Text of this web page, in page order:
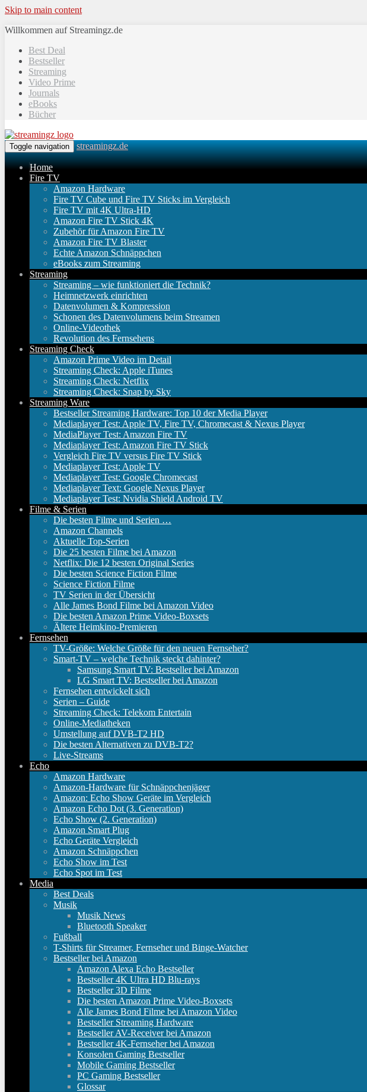
Skip to main content
Willkommen auf Streamingz.de
Best Deal
Bestseller
Streaming
Video Prime
Journals
eBooks
Bücher
Toggle navigation streamingz.de
Home
Fire TV
Amazon Hardware
Fire TV Cube und Fire TV Sticks im Vergleich
Fire TV mit 4K Ultra-HD
Amazon Fire TV Stick 4K
Zubehör für Amazon Fire TV
Amazon Fire TV Blaster
Echte Amazon Schnäppchen
eBooks zum Streaming
Streaming
Streaming – wie funktioniert die Technik?
Heimnetzwerk einrichten
Datenvolumen & Kompression
Schonen des Datenvolumens beim Streamen
Online-Videothek
Revolution des Fernsehens
Streaming Check
Amazon Prime Video im Detail
Streaming Check: Apple iTunes
Streaming Check: Netflix
Streaming Check: Snap by Sky
Streaming Ware
Bestseller Streaming Hardware: Top 10 der Media Player
Mediaplayer Test: Apple TV, Fire TV, Chromecast & Nexus Player
MediaPlayer Test: Amazon Fire TV
Mediaplayer Test: Amazon Fire TV Stick
Vergleich Fire TV versus Fire TV Stick
Mediaplayer Test: Apple TV
Mediaplayer Test: Google Chromecast
Mediaplayer Text: Google Nexus Player
Mediaplayer Test: Nvidia Shield Android TV
Filme & Serien
Die besten Filme und Serien …
Amazon Channels
Aktuelle Top-Serien
Die 25 besten Filme bei Amazon
Netflix: Die 12 besten Original Series
Die besten Science Fiction Filme
Science Fiction Filme
TV Serien in der Übersicht
Alle James Bond Filme bei Amazon Video
Die besten Amazon Prime Video-Boxsets
Ältere Heimkino-Premieren
Fernsehen
TV-Größe: Welche Größe für den neuen Fernseher?
Smart-TV – welche Technik steckt dahinter?
Samsung Smart TV: Bestseller bei Amazon
LG Smart TV: Bestseller bei Amazon
Fernsehen entwickelt sich
Serien – Guide
Streaming Check: Telekom Entertain
Online-Mediatheken
Umstellung auf DVB-T2 HD
Die besten Alternativen zu DVB-T2?
Live-Streams
Echo
Amazon Hardware
Amazon-Hardware für Schnäppchenjäger
Amazon: Echo Show Geräte im Vergleich
Amazon Echo Dot (3. Generation)
Echo Show (2. Generation)
Amazon Smart Plug
Echo Geräte Vergleich
Amazon Schnäppchen
Echo Show im Test
Echo Spot im Test
Media
Best Deals
Musik
Musik News
Bluetooth Speaker
Fußball
T-Shirts für Streamer, Fernseher und Binge-Watcher
Bestseller bei Amazon
Amazon Alexa Echo Bestseller
Bestseller 4K Ultra HD Blu-rays
Bestseller 3D Filme
Die besten Amazon Prime Video-Boxsets
Alle James Bond Filme bei Amazon Video
Bestseller Streaming Hardware
Bestseller AV-Receiver bei Amazon
Bestseller 4K-Fernseher bei Amazon
Konsolen Gaming Bestseller
Mobile Gaming Bestseller
PC Gaming Bestseller
Glossar